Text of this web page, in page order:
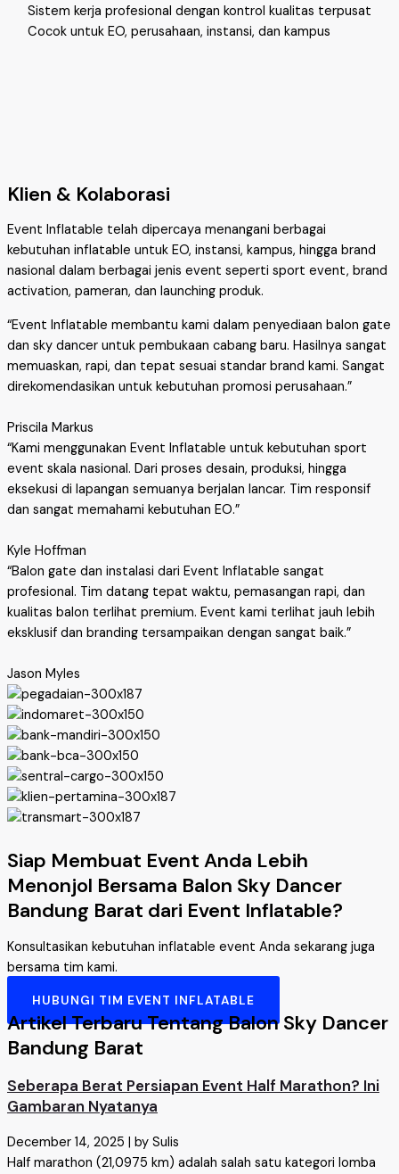
Sistem kerja profesional dengan kontrol kualitas terpusat
Cocok untuk EO, perusahaan, instansi, dan kampus
Klien & Kolaborasi
Event Inflatable telah dipercaya menangani berbagai
kebutuhan inflatable untuk EO, instansi, kampus, hingga brand
nasional dalam berbagai jenis event seperti sport event, brand
activation, pameran, dan launching produk.
“Event Inflatable membantu kami dalam penyediaan balon gate
dan sky dancer untuk pembukaan cabang baru. Hasilnya sangat
memuaskan, rapi, dan tepat sesuai standar brand kami. Sangat
direkomendasikan untuk kebutuhan promosi perusahaan.”
Priscila Markus
“Kami menggunakan Event Inflatable untuk kebutuhan sport
event skala nasional. Dari proses desain, produksi, hingga
eksekusi di lapangan semuanya berjalan lancar. Tim responsif
dan sangat memahami kebutuhan EO.”
Kyle Hoffman
“Balon gate dan instalasi dari Event Inflatable sangat
profesional. Tim datang tepat waktu, pemasangan rapi, dan
kualitas balon terlihat premium. Event kami terlihat jauh lebih
eksklusif dan branding tersampaikan dengan sangat baik.”
Jason Myles
Siap Membuat Event Anda Lebih
Menonjol Bersama Balon Sky Dancer
Bandung Barat dari Event Inflatable?
Konsultasikan kebutuhan inflatable event Anda sekarang juga
bersama tim kami.
HUBUNGI TIM EVENT INFLATABLE
Artikel Terbaru Tentang Balon Sky Dancer
Bandung Barat
Seberapa Berat Persiapan Event Half Marathon? Ini
Gambaran Nyatanya
December 14, 2025
by Sulis
Half marathon (21,0975 km) adalah salah satu kategori lomba